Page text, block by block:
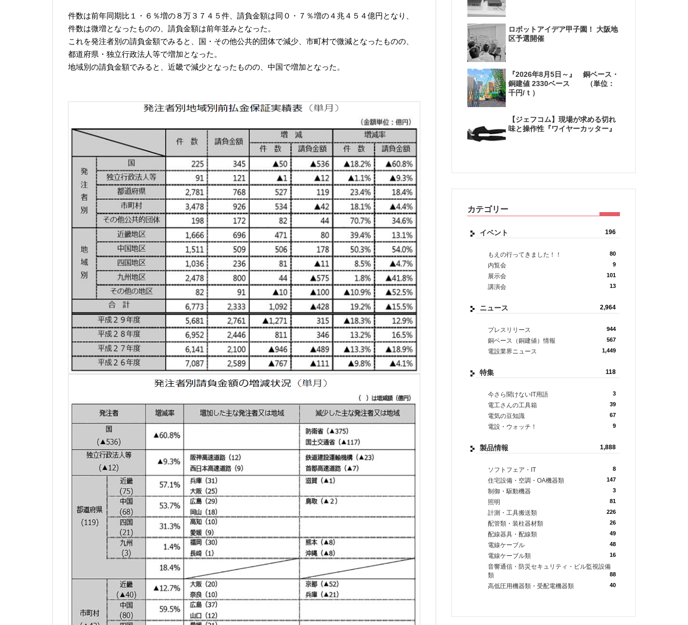
件数は前年同期比１・６％増の８万３７４５件、請負金額は同０・７％増の４兆４５４億円となり、
件数は微増となったものの、請負金額は前年並みとなった。
これを発注者別の請負金額でみると、国・その他公共的団体で減少、市町村で微減となったものの、
都道府県・独立行政法人等で増加となった。
地域別の請負金額でみると、近畿で減少となったものの、中国で増加となった。
ロボットアイデア甲子園！ 大阪地
区予選開催
『2026年8月5日～』 銅ベース・
銅建値 2330ベース （単位：
千円/ｔ）
【ジェフコム】現場が求める切れ
味と操作性『ワイヤーカッター』
カテゴリー
イベント 196
もえの行ってきました！！ 80
内覧会 9
展示会 101
講演会 13
ニュース 2,964
プレスリリース 944
銅ベース（銅建値）情報 567
電設業界ニュース 1,449
特集 118
今さら聞けないIT用語 3
電工さんの工具箱 39
電気の豆知識 67
電設・ウォッチ！ 9
製品情報 1,888
ソフトフェア・IT 8
住宅設備・空調・OA機器類 147
制御・駆動機器 3
照明 81
計測・工具搬送類 226
配管類・装柱器材類 26
配線器具・配線類 49
電線ケーブル 48
電線ケーブル類 16
音響通信・防災セキュリティ・ビル監視設備
類
88
高低圧用機器類・受配電機器類 40